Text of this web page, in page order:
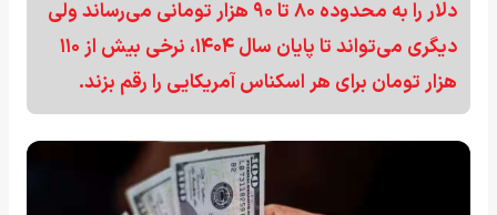
دلار را به محدوده ۸۰ تا ۹۰ هزار تومانی می‌رساند ولی
دیگری می‌تواند تا پایان سال ۱۴۰۴، نرخی بیش از ۱۱۰
هزار تومان برای هر اسکناس آمریکایی را رقم بزند.